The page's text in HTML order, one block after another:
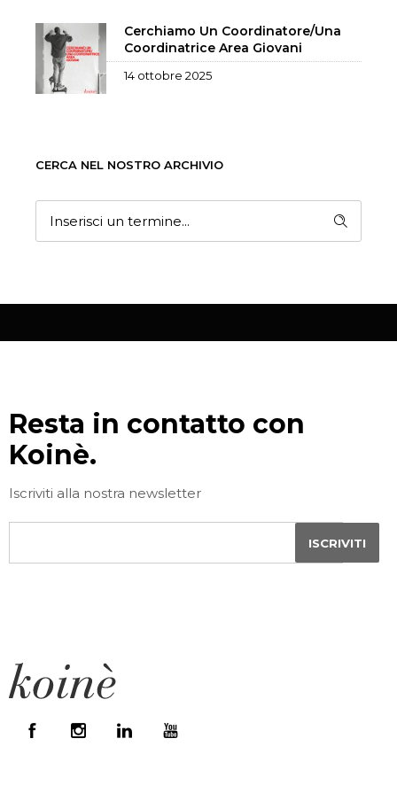
Cerchiamo Un Coordinatore/una
Coordinatrice Area Giovani
14 ottobre 2025
CERCA NEL NOSTRO ARCHIVIO
Resta in contatto con
Koinè.
Iscriviti alla nostra newsletter